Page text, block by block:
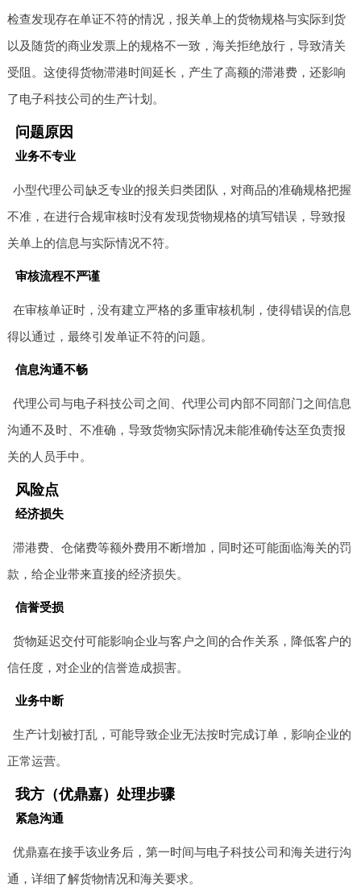
检查发现存在单证不符的情况，报关单上的货物规格与实际到货
以及随货的商业发票上的规格不一致，海关拒绝放行，导致清关
受阻。这使得货物滞港时间延长，产生了高额的滞港费，还影响
了电子科技公司的生产计划。
问题原因
业务不专业
小型代理公司缺乏专业的报关归类团队，对商品的准确规格把握
不准，在进行合规审核时没有发现货物规格的填写错误，导致报
关单上的信息与实际情况不符。
审核流程不严谨
在审核单证时，没有建立严格的多重审核机制，使得错误的信息
得以通过，最终引发单证不符的问题。
信息沟通不畅
代理公司与电子科技公司之间、代理公司内部不同部门之间信息
沟通不及时、不准确，导致货物实际情况未能准确传达至负责报
关的人员手中。
风险点
经济损失
滞港费、仓储费等额外费用不断增加，同时还可能面临海关的罚
款，给企业带来直接的经济损失。
信誉受损
货物延迟交付可能影响企业与客户之间的合作关系，降低客户的
信任度，对企业的信誉造成损害。
业务中断
生产计划被打乱，可能导致企业无法按时完成订单，影响企业的
正常运营。
我方（优鼎嘉）处理步骤
紧急沟通
优鼎嘉在接手该业务后，第一时间与电子科技公司和海关进行沟
通，详细了解货物情况和海关要求。